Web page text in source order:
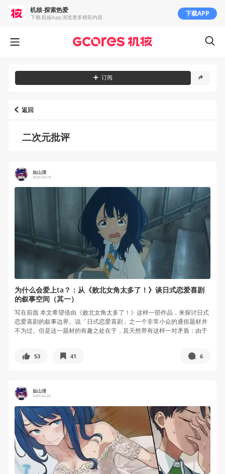
返回
二次元批评
如山清
2025-03-19
为什么会爱上ta？：从《败北女角太多了！》谈日式恋爱喜剧
的叙事空间（其一）
写在前面 本文希望借由《败北女角太多了！》这样一部作品，来探讨日式
恋爱喜剧的叙事边界。说「日式恋爱喜剧」之一个非常小众的通俗题材并
不为过。但是这一题材的有趣之处在于，其天然带有这样一对矛盾：由于
53 41 6
如山清
2025-02-25
订阅
机核-探索热爱
下载 机核App 浏览更多精彩内容 下载APP